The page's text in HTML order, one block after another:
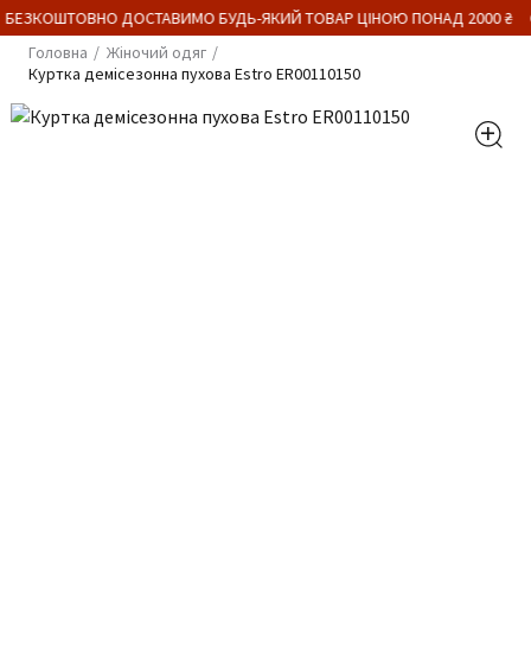
ДОСТАВИМО БУДЬ-ЯКИЙ ТОВАР ЦІНОЮ ПОНАД 2000 ₴
Головна
Жіночий одяг
Куртка демісезонна пухова Estro ER00110150